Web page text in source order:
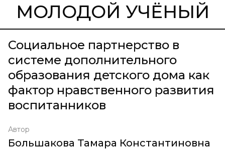
МОЛОДОЙ УЧЁНЫЙ
Социальное партнерство в
системе дополнительного
образования детского дома как
фактор нравственного развития
воспитанников
Автор
Большакова Тамара Константиновна